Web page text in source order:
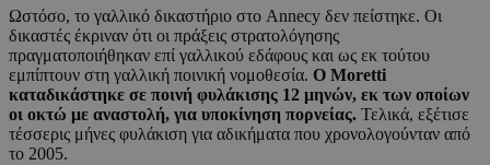
Ωστόσο, το γαλλικό δικαστήριο στο Annecy δεν πείστηκε. Οι
δικαστές έκριναν ότι οι πράξεις στρατολόγησης
πραγματοποιήθηκαν επί γαλλικού εδάφους και ως εκ τούτου
εμπίπτουν στη γαλλική ποινική νομοθεσία. Ο Moretti
καταδικάστηκε σε ποινή φυλάκισης 12 μηνών, εκ των οποίων
οι οκτώ με αναστολή, για υποκίνηση πορνείας. Τελικά, εξέτισε
τέσσερις μήνες φυλάκιση για αδικήματα που χρονολογούνταν από
το 2005.